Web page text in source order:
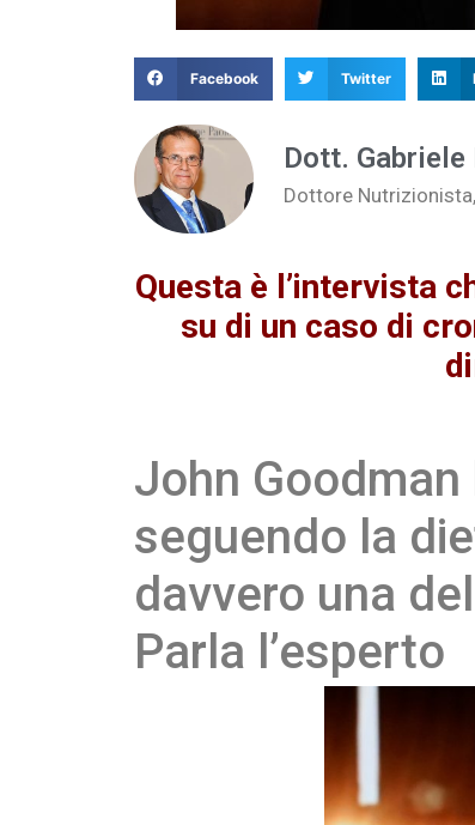
Facebook Twitter
Dott. Gabriele
Dottore
Questa è l’intervista
su di un caso di
John
seguendo la
davvero una
Parla l’esperto